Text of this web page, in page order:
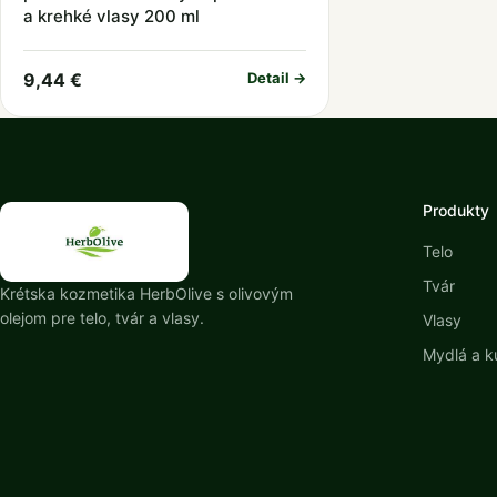
a krehké vlasy 200 ml
9,44 € Detail →
Krétska kozmetika HerbOlive s olivovým
olejom pre telo, tvár a vlasy.
Produkty
Telo
Tvár
Vlasy
Mydlá a